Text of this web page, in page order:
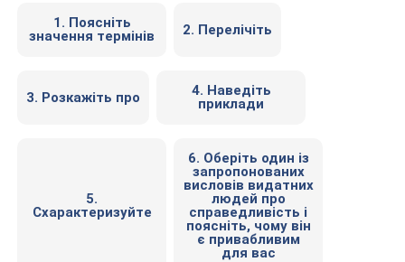
1. Поясніть
значення термінів
2. Перелічіть
3. Розкажіть про
4. Наведіть
приклади
5.
Схарактеризуйте
6. Оберіть один із
запропонованих
висловів видатних
людей про
справедливість і
поясніть, чому він
є привабливим
для вас